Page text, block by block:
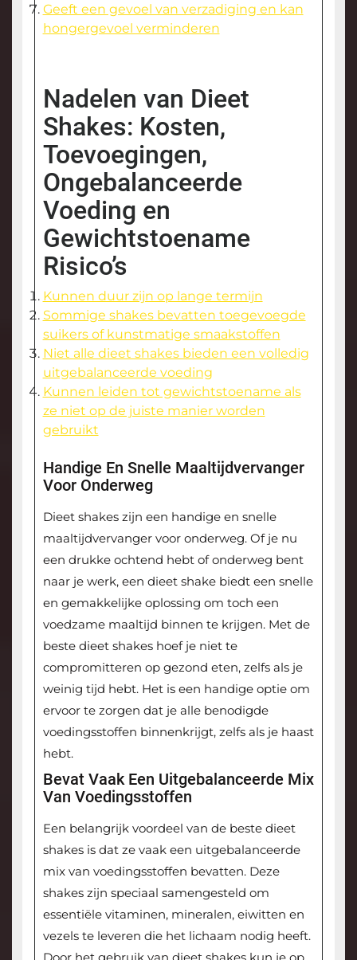
Geeft een gevoel van verzadiging en kan
hongergevoel verminderen
Nadelen van Dieet
Shakes: Kosten,
Toevoegingen,
Ongebalanceerde
Voeding en
Gewichtstoename
Risico’s
Kunnen duur zijn op lange termijn
Sommige shakes bevatten toegevoegde
suikers of kunstmatige smaakstoffen
Niet alle dieet shakes bieden een volledig
uitgebalanceerde voeding
Kunnen leiden tot gewichtstoename als
ze niet op de juiste manier worden
gebruikt
Handige En Snelle Maaltijdvervanger
Voor Onderweg
Dieet shakes zijn een handige en snelle
maaltijdvervanger voor onderweg. Of je nu
een drukke ochtend hebt of onderweg bent
naar je werk, een dieet shake biedt een snelle
en gemakkelijke oplossing om toch een
voedzame maaltijd binnen te krijgen. Met de
beste dieet shakes hoef je niet te
compromitteren op gezond eten, zelfs als je
weinig tijd hebt. Het is een handige optie om
ervoor te zorgen dat je alle benodigde
voedingsstoffen binnenkrijgt, zelfs als je haast
hebt.
Bevat Vaak Een Uitgebalanceerde Mix
Van Voedingsstoffen
Een belangrijk voordeel van de beste dieet
shakes is dat ze vaak een uitgebalanceerde
mix van voedingsstoffen bevatten. Deze
shakes zijn speciaal samengesteld om
essentiële vitaminen, mineralen, eiwitten en
vezels te leveren die het lichaam nodig heeft.